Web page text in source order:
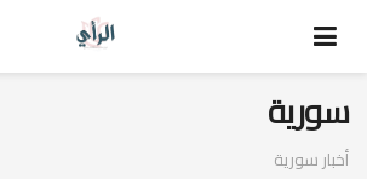
سورية
أخبار سورية